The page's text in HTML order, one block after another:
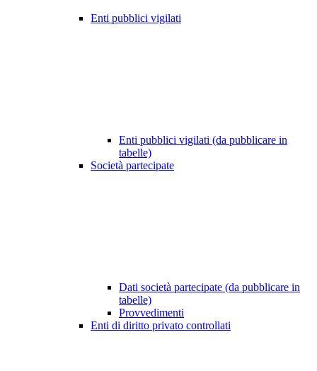
Enti pubblici vigilati
Enti pubblici vigilati (da pubblicare in
tabelle)
Società partecipate
Dati società partecipate (da pubblicare in
tabelle)
Provvedimenti
Enti di diritto privato controllati